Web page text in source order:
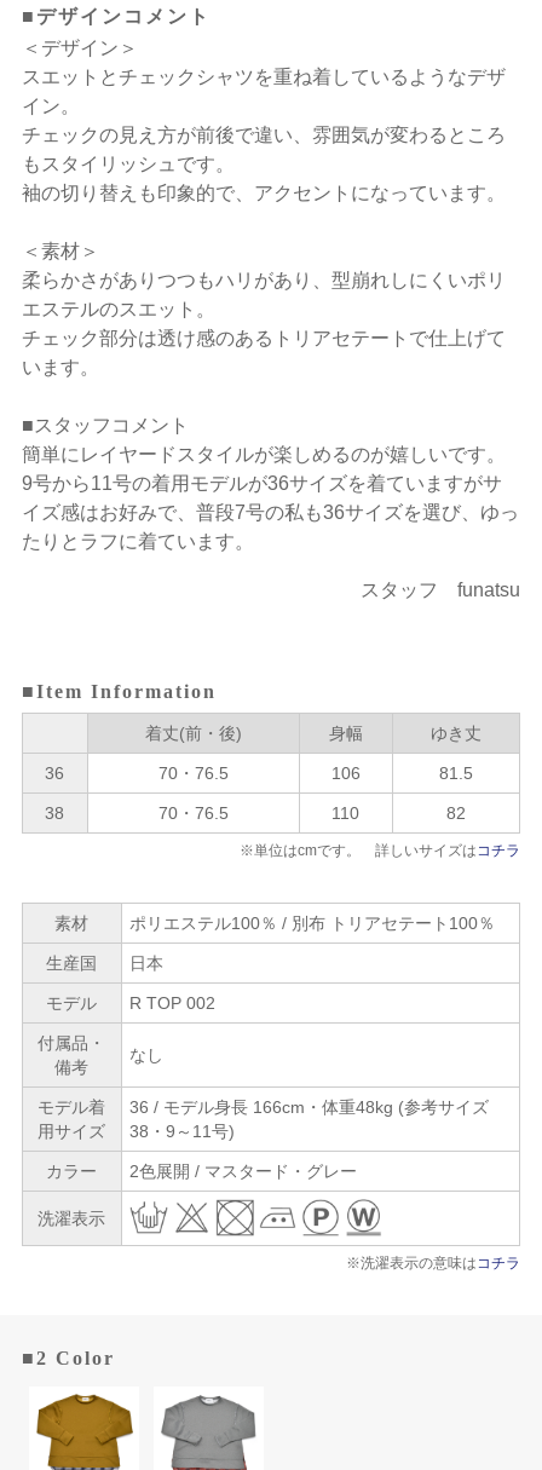
■デザインコメント
＜デザイン＞
スエットとチェックシャツを重ね着しているようなデザ
イン。
チェックの見え方が前後で違い、雰囲気が変わるところ
もスタイリッシュです。
袖の切り替えも印象的で、アクセントになっています。
＜素材＞
柔らかさがありつつもハリがあり、型崩れしにくいポリ
エステルのスエット。
チェック部分は透け感のあるトリアセテートで仕上げて
います。
■スタッフコメント
簡単にレイヤードスタイルが楽しめるのが嬉しいです。
9号から11号の着用モデルが36サイズを着ていますがサ
イズ感はお好みで、普段7号の私も36サイズを選び、ゆっ
たりとラフに着ています。
スタッフ funatsu
■Item Information
着丈(前・後) 身幅 ゆき丈
36 70・76.5 106 81.5
38 70・76.5 110 82
※単位はcmです。 詳しいサイズは コチラ
素材 ポリエステル100％ / 別布 トリアセテート100％
生産国 日本
モデル R TOP 002
付属品・
備考
なし
モデル着
用サイズ
36 / モデル身長 166cm・体重48kg (参考サイズ
38・9～11号)
カラー 2色展開 / マスタード・グレー
洗濯表示
※洗濯表示の意味は コチラ
■2 Color